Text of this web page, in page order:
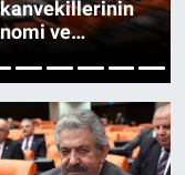
ve